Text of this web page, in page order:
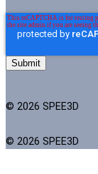
© 2026 SPEE3D
© 2026 SPEE3D